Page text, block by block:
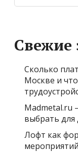
Свежие
Сколько
Москве и
Madmetal.ru
выбрать для
Лофт как